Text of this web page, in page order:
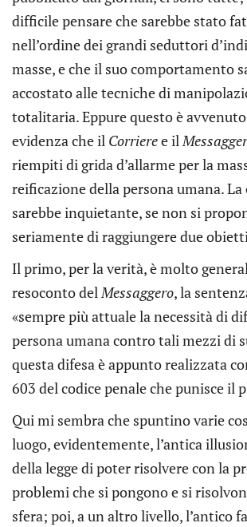
difficile pensare che sarebbe stato
nell’ordine dei grandi seduttori
masse, e che il suo comportamento
accostato alle tecniche di
totalitaria. Eppure questo è
evidenza che il Corrieree il
riempiti di grida d’allarme per la
reificazione della persona umana. La
sarebbe inquietante, se non si
seriamente di raggiungere due
Il primo, per la verità, è molto
resoconto delMessaggero, la
«sempre più attuale la necessità di
persona umana contro tali mezzi di
questa difesa è appunto realizzata
603 del codice penale che punisce il
Qui mi sembra che spuntino varie
luogo, evidentemente, l’antica
della legge di poter risolvere con la
problemi che si pongono e si
sfera; poi, a un altro livello, l’antico